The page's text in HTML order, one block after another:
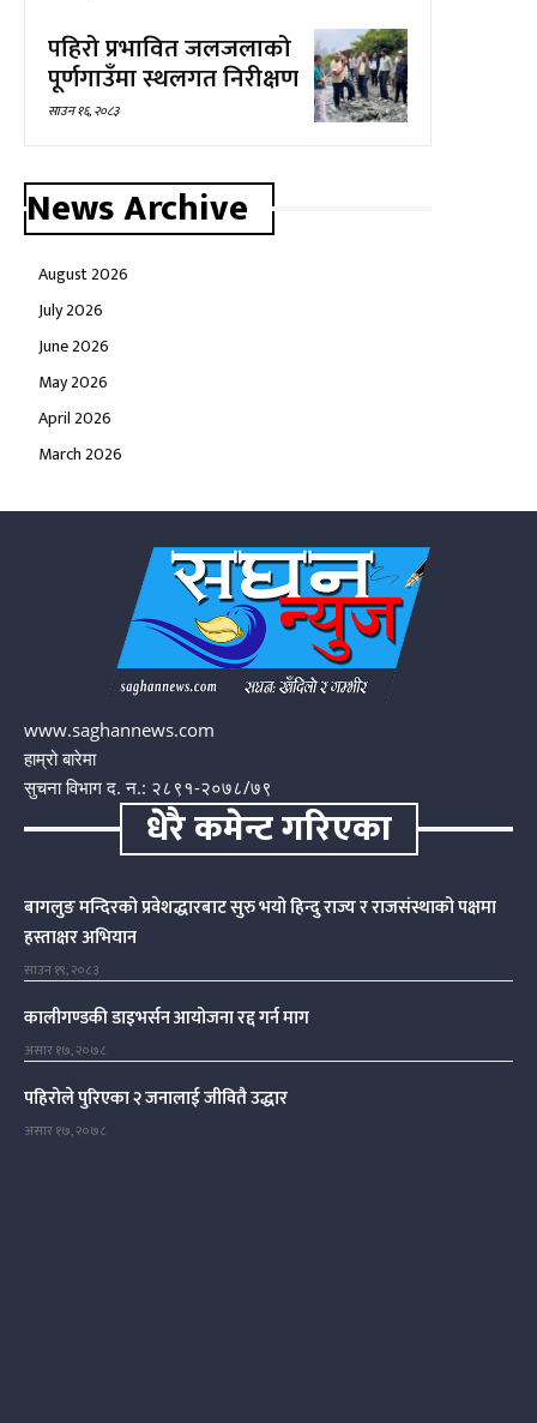
पहिरो प्रभावित जलजलाको
पूर्णगाउँमा स्थलगत निरीक्षण
साउन १६, २०८३
News Archive
August 2026
July 2026
June 2026
May 2026
April 2026
March 2026
www.saghannews.com
हाम्रो बारेमा
सुचना विभाग द. न.: २८९१-२०७८/७९
धेरै कमेन्ट गरिएका
बागलुङ मन्दिरको प्रवेशद्धारबाट सुरु भयो हिन्दु राज्य र राजसंस्थाको पक्षमा
हस्ताक्षर अभियान
साउन १९, २०८३
कालीगण्डकी डाइभर्सन आयोजना रद्द गर्न माग
असार १७, २०७८
पहिरोले पुरिएका २ जनालाई जीवितै उद्धार
असार १७, २०७८